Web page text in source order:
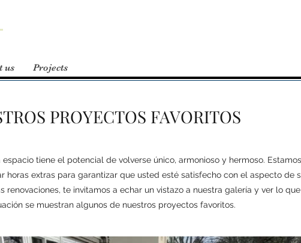
us Projects
PROYECTOS FAVORITOS
tiene el potencial de volverse único, armonioso y hermoso.
horas extras para garantizar que usted esté satisfecho con el aspecto de
renovaciones, te invitamos a echar un vistazo a nuestra galería y ver lo
se muestran algunos de nuestros proyectos favoritos.